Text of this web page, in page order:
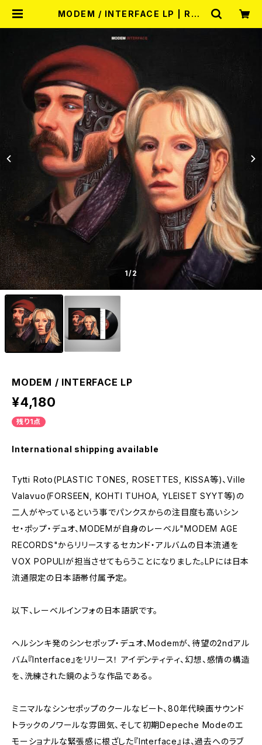
MODEM / INTERFACE LP | REC
1/2
MODEM / INTERFACE LP
¥4,180
残り1点
International shipping available
Tytti Roto(PLASTIC TONES, ROSETTES, KISSA等)、Ville
Valavuo(FORSEEN, KOHTI TUHOA, YLEISET SYYT等)の
二人がやっているという事でパンクスからの注目度も高いシン
セ・ポップ・デュオ、MODEMが自身のレーベル"MODEM AGE
RECORDS"からリリースするセカンド・アルバムの日本流通を
VOX POPULIが担当させてもらうことになりました。LPには日本
流通限定の日本語帯付属予定。
以下、レーベルインフォの日本語訳です。
ヘルシンキ発のシンセポップ・デュオ、Modemが、待望の2ndアル
バム『Interface』をリリース！ アイデンティティ、幻想、感情の構造
を、洗練された鏡のような作品である。
ミニマルなシンセポップのクールなビート、80年代映画サウンド
トラックのノワールな雰囲気、そして初期Depeche Modeのエ
モーショナルな緊張感に根ざした『Interface』は、過去へのラブ